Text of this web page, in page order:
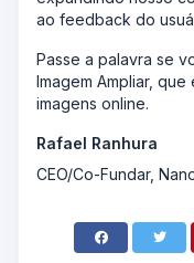
ao feedback do
Passe a palavra se
Imagem Ampliar,
imagens online.
Rafael Ranhura
CEO/Co-Fundar,